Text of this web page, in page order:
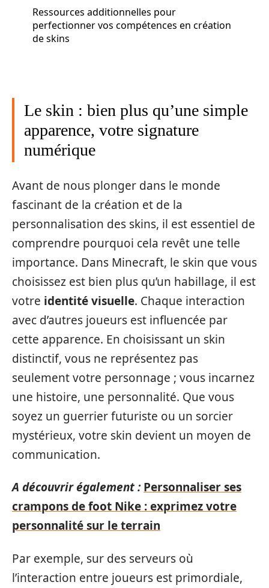
Ressources additionnelles pour
perfectionner vos compétences en création
de skins
Le skin : bien plus qu’une simple
apparence, votre signature
numérique
Avant de nous plonger dans le monde
fascinant de la création et de la
personnalisation des skins, il est essentiel de
comprendre pourquoi cela revêt une telle
importance. Dans Minecraft, le skin que vous
choisissez est bien plus qu’un habillage, il est
votre identité visuelle. Chaque interaction
avec d’autres joueurs est influencée par
cette apparence. En choisissant un skin
distinctif, vous ne représentez pas
seulement votre personnage ; vous incarnez
une histoire, une personnalité. Que vous
soyez un guerrier futuriste ou un sorcier
mystérieux, votre skin devient un moyen de
communication.
A découvrir également : Personnaliser ses
crampons de foot Nike : exprimez votre
personnalité sur le terrain
Par exemple, sur des serveurs où
l’interaction entre joueurs est primordiale,